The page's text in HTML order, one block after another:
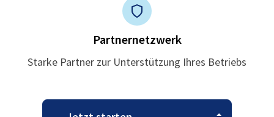
Partnernetzwerk
Starke Partner zur Unterstützung Ihres Betriebs